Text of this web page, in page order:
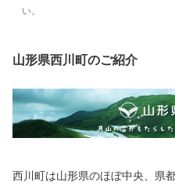
い。
山形県西川町のご紹介
西川町は山形県のほぼ中央、県